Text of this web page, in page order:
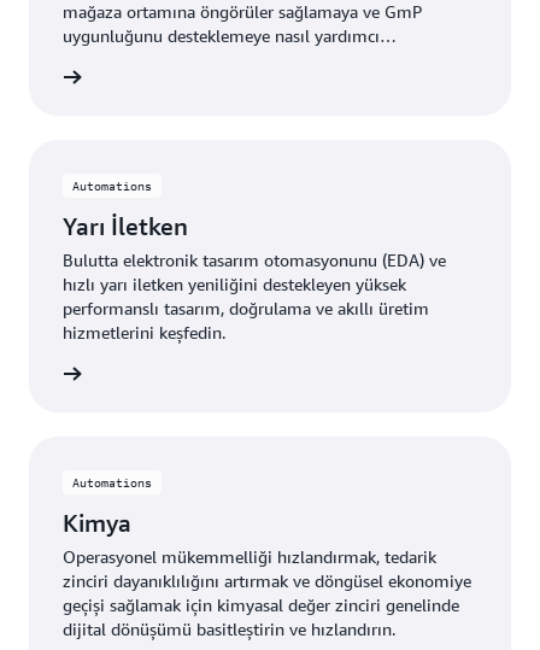
mağaza ortamına öngörüler sağlamaya ve GmP
uygunluğunu desteklemeye nasıl yardımcı
Automations
Yarı İletken
Bulutta elektronik tasarım otomasyonunu (EDA) ve
hızlı yarı iletken yeniliğini destekleyen yüksek
performanslı tasarım, doğrulama ve akıllı üretim
hizmetlerini keşfedin.
Automations
Kimya
Operasyonel mükemmelliği hızlandırmak, tedarik
zinciri dayanıklılığını artırmak ve döngüsel ekonomiye
geçişi sağlamak için kimyasal değer zinciri genelinde
dijital dönüşümü basitleştirin ve hızlandırın.